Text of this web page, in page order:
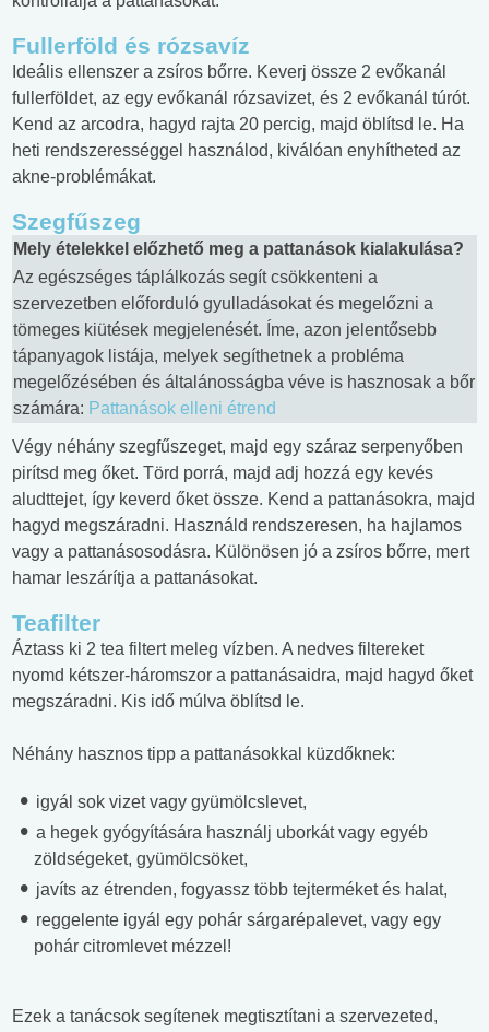
Fullerföld és rózsavíz
Ideális ellenszer a zsíros bőrre. Keverj össze 2 evőkanál
fullerföldet, az egy evőkanál rózsavizet, és 2 evőkanál túrót.
Kend az arcodra, hagyd rajta 20 percig, majd öblítsd le. Ha
heti rendszerességgel használod, kiválóan enyhítheted az
akne-problémákat.
Szegfűszeg
Mely ételekkel előzhető meg a pattanások kialakulása?
Az egészséges táplálkozás segít csökkenteni a
szervezetben előforduló gyulladásokat és megelőzni a
tömeges kiütések megjelenését. Íme, azon jelentősebb
tápanyagok listája, melyek segíthetnek a probléma
megelőzésében és általánosságba véve is hasznosak a bőr
számára: Pattanások elleni étrend
Végy néhány szegfűszeget, majd egy száraz serpenyőben
pirítsd meg őket. Törd porrá, majd adj hozzá egy kevés
aludttejet, így keverd őket össze. Kend a pattanásokra, majd
hagyd megszáradni. Használd rendszeresen, ha hajlamos
vagy a pattanásosodásra. Különösen jó a zsíros bőrre, mert
hamar leszárítja a pattanásokat.
Teafilter
Áztass ki 2 tea filtert meleg vízben. A nedves filtereket
nyomd kétszer-háromszor a pattanásaidra, majd hagyd őket
megszáradni. Kis idő múlva öblítsd le.
Néhány hasznos tipp a pattanásokkal küzdőknek:
igyál sok vizet vagy gyümölcslevet,
a hegek gyógyítására használj uborkát vagy egyéb
zöldségeket, gyümölcsöket,
javíts az étrenden, fogyassz több tejterméket és halat,
reggelente igyál egy pohár sárgarépalevet, vagy egy
pohár citromlevet mézzel!
Ezek a tanácsok segítenek megtisztítani a szervezeted,